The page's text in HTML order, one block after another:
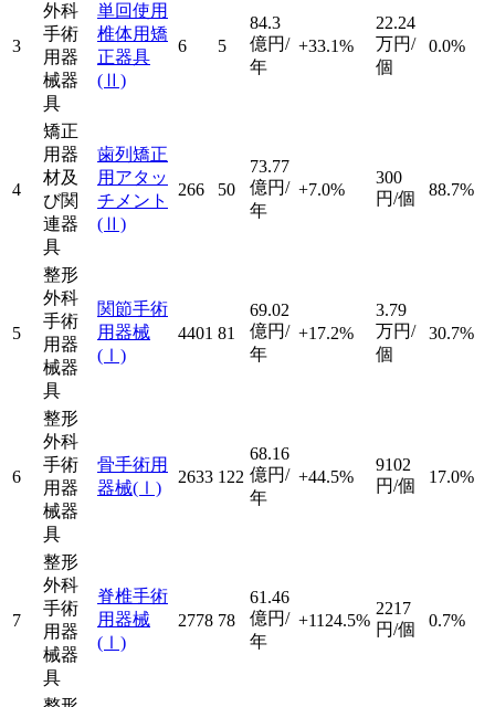
3
外科
手術
用器
械器
具
単回使用
椎体用矯
正器具
(Ⅱ)
6 5
84.3
億円/
年
+33.1%
22.24
万円/
個
0.0%
4
矯正
用器
材及
び関
連器
具
歯列矯正
用アタッ
チメント
(Ⅱ)
266 50
73.77
億円/
年
+7.0%
300
円/個
88.7%
5
整形
外科
手術
用器
械器
具
関節手術
用器械
(Ⅰ)
4401 81
69.02
億円/
年
+17.2%
3.79
万円/
個
30.7%
6
整形
外科
手術
用器
械器
具
骨手術用
器械(Ⅰ)
2633 122
68.16
億円/
年
+44.5%
9102
円/個
17.0%
7
整形
外科
手術
用器
械器
具
脊椎手術
用器械
(Ⅰ)
2778 78
61.46
億円/
年
+1124.5%
2217
円/個
0.7%